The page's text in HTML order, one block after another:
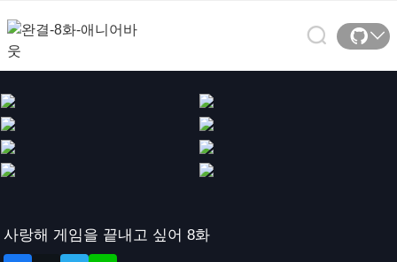
사랑해 게임을 끝내고 싶어 8화